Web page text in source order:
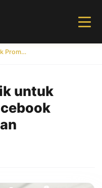
Panel SMM Terbaik untuk Promosi Acara Facebook dengan Hasil Instan
untuk